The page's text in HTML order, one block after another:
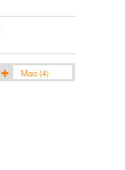
Mais (4)